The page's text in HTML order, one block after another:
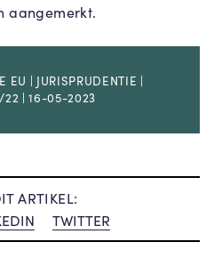
aangemerkt.
EU | JURISPRUDENTIE |
22 | 16-05-2023
ARTIKEL:
TWITTER